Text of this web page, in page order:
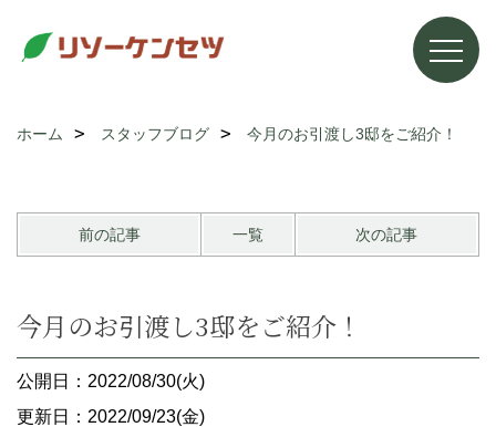
ホーム スタッフブログ 今月のお引渡し3邸をご紹介！
前の記事 一覧 次の記事
今月のお引渡し3邸をご紹介！
公開日：2022/08/30(火)
更新日：2022/09/23(金)